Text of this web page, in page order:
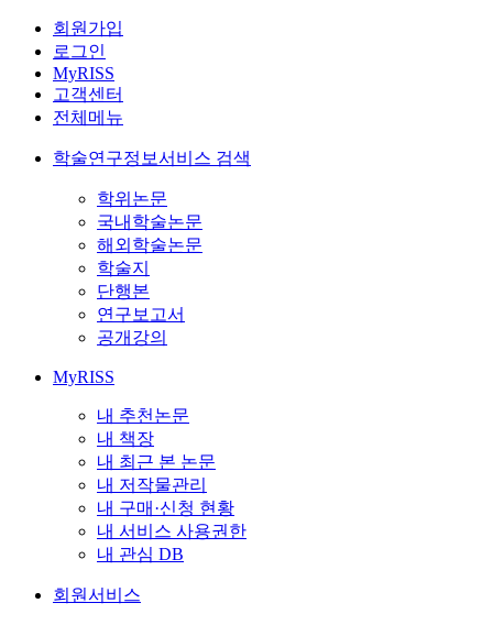
회원가입
로그인
MyRISS
고객센터
전체메뉴
학술연구정보서비스 검색
학위논문
국내학술논문
해외학술논문
학술지
단행본
연구보고서
공개강의
MyRISS
내 추천논문
내 책장
내 최근 본 논문
내 저작물관리
내 구매·신청 현황
내 서비스 사용권한
내 관심 DB
회원서비스